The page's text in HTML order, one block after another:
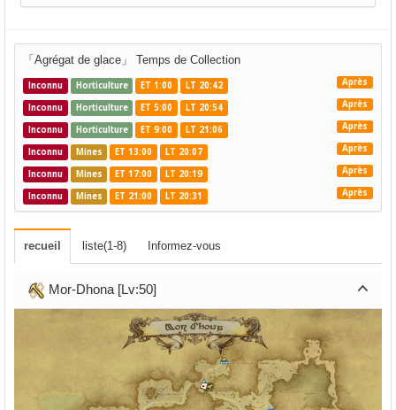
「Agrégat de glace」 Temps de Collection
Inconnu Horticulture Après
ET 1:00
LT 20:42
Inconnu
Horticulture Après
ET 5:00
LT 20:54
Inconnu
Horticulture Après
ET 9:00
LT 21:06
Inconnu
Mines Après
ET 13:00
LT 20:07
Inconnu
Mines Après
ET 17:00
LT 20:19
Inconnu
Mines Après
ET 21:00 LT 20:31
recueil liste(1-8) Informez-vous
Mor-Dhona [Lv:50]